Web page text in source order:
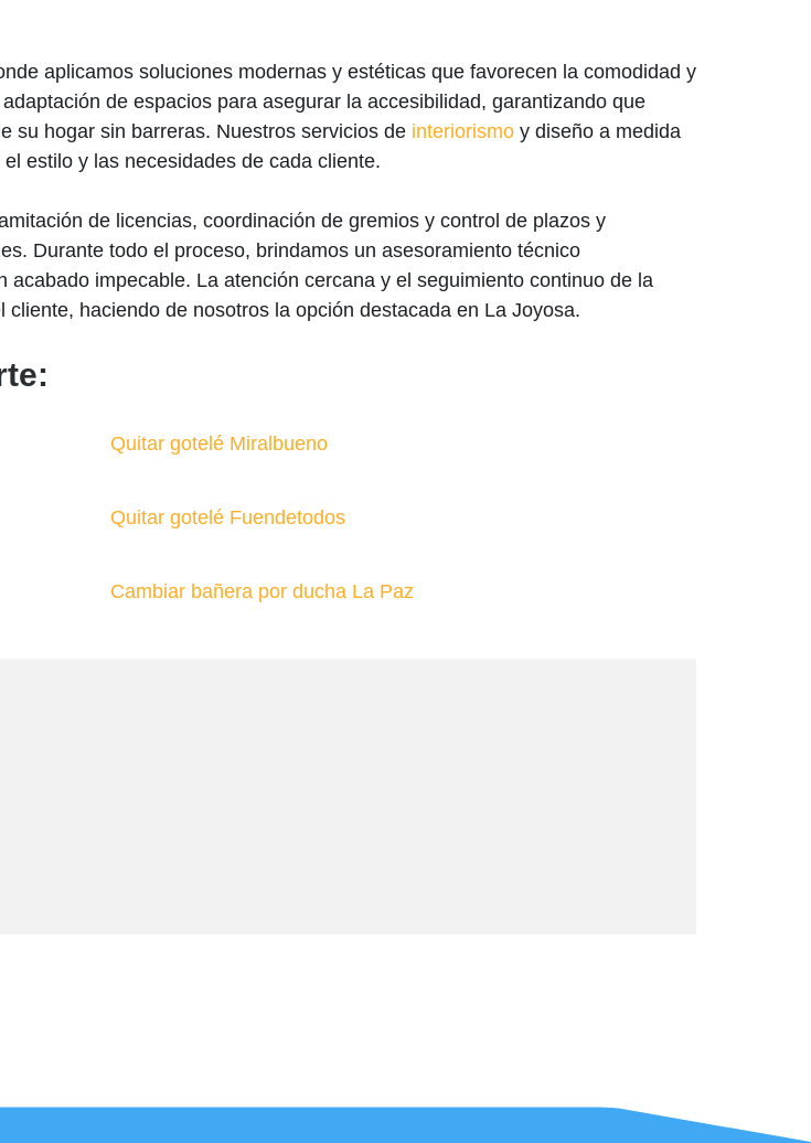
aplicamos soluciones modernas y estéticas que favorecen la comodidad y
de espacios para asegurar la accesibilidad, garantizando que
su hogar sin barreras. Nuestros servicios de interiorismo y diseño a medida
estilo y las necesidades de cada cliente.
de licencias, coordinación de gremios y control de plazos y
Durante todo el proceso, brindamos un asesoramiento técnico
impecable. La atención cercana y el seguimiento continuo de la
haciendo de nosotros la opción destacada en La Joyosa.
Quitar gotelé Miralbueno
Quitar gotelé Fuendetodos
Cambiar bañera por ducha La Paz